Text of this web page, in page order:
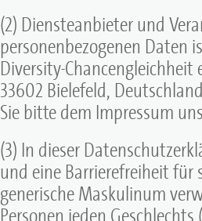
(2) Diensteanbieter und
personenbezogenen Daten
Diversity-Chancengleichheit
33602 Bielefeld,
Sie bitte dem Impressum
(3) In dieser
und eine Barrierefreiheit
generische Maskulinum
Personen jeden